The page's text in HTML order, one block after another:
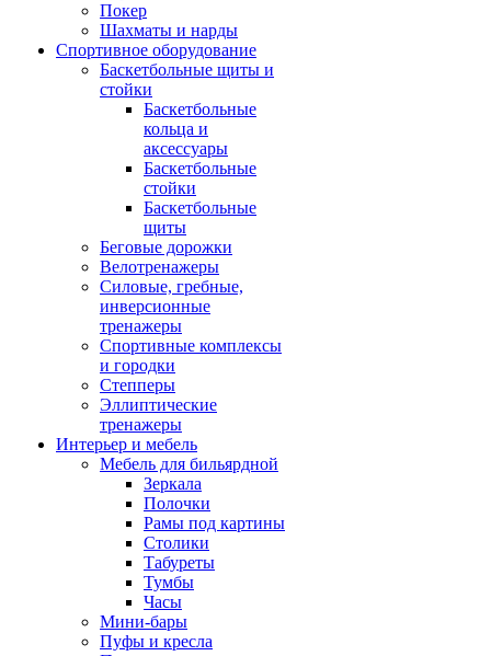
Покер
Шахматы и нарды
Спортивное оборудование
Баскетбольные щиты и
стойки
Баскетбольные
кольца и
аксессуары
Баскетбольные
стойки
Баскетбольные
щиты
Беговые дорожки
Велотренажеры
Силовые, гребные,
инверсионные
тренажеры
Спортивные комплексы
и городки
Степперы
Эллиптические
тренажеры
Интерьер и мебель
Мебель для бильярдной
Зеркала
Полочки
Рамы под картины
Столики
Табуреты
Тумбы
Часы
Мини-бары
Пуфы и кресла